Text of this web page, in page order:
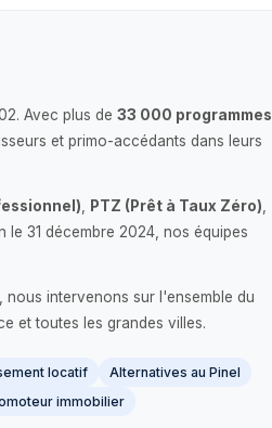
Avec plus de 33 000 programmes
et primo-accédants dans leurs
PTZ (Prêt à Taux Zéro)
le 31 décembre 2024, nos équipes
, nous intervenons sur l'ensemble du
et toutes les grandes villes.
locatif
Alternatives au Pinel
immobilier